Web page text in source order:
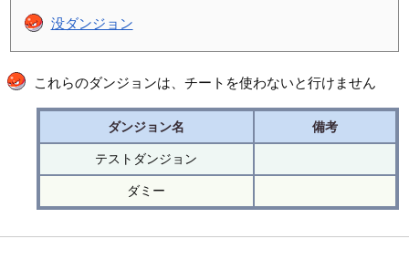
没ダンジョン
これらのダンジョンは、チートを使わないと行けません
ダンジョン名 備考
テストダンジョン
ダミー